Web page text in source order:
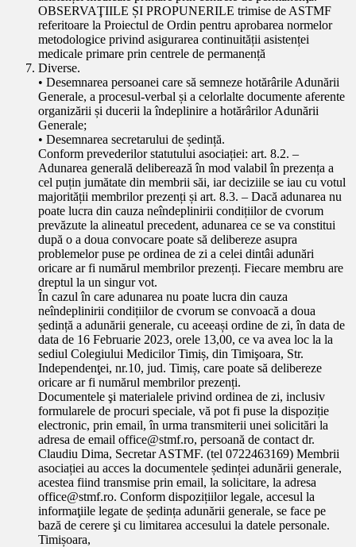
OBSERVAŢIILE ȘI PROPUNERILE trimise de ASTMF
referitoare la Proiectul de Ordin pentru aprobarea normelor
metodologice privind asigurarea continuității asistenței
medicale primare prin centrele de permanență
Diverse.
• Desemnarea persoanei care să semneze hotărârile Adunării
Generale, a procesul-verbal și a celorlalte documente aferente
organizării și ducerii la îndeplinire a hotărârilor Adunării
Generale;
• Desemnarea secretarului de ședință.
Conform prevederilor statutului asociației: art. 8.2. –
Adunarea generală deliberează în mod valabil în prezența a
cel puțin jumătate din membrii săi, iar deciziile se iau cu votul
majorității membrilor prezenți și art. 8.3. – Dacă adunarea nu
poate lucra din cauza neîndeplinirii condițiilor de cvorum
prevăzute la alineatul precedent, adunarea ce se va constitui
după o a doua convocare poate să delibereze asupra
problemelor puse pe ordinea de zi a celei dintâi adunări
oricare ar fi numărul membrilor prezenți. Fiecare membru are
dreptul la un singur vot.
În cazul în care adunarea nu poate lucra din cauza
neîndeplinirii condițiilor de cvorum se convoacă a doua
ședință a adunării generale, cu aceeași ordine de zi, în data de
data de 16 Februarie 2023, orele 13,00, ce va avea loc la la
sediul Colegiului Medicilor Timiș, din Timişoara, Str.
Independenţei, nr.10, jud. Timiș, care poate să delibereze
oricare ar fi numărul membrilor prezenți.
Documentele şi materialele privind ordinea de zi, inclusiv
formularele de procuri speciale, vă pot fi puse la dispoziție
electronic, prin email, în urma transmiterii unei solicitări la
adresa de email office@stmf.ro, persoană de contact dr.
Claudiu Dima, Secretar ASTMF. (tel 0722463169) Membrii
asociației au acces la documentele ședinței adunării generale,
acestea fiind transmise prin email, la solicitare, la adresa
office@stmf.ro. Conform dispozițiilor legale, accesul la
informaţiile legate de ședința adunării generale, se face pe
bază de cerere şi cu limitarea accesului la datele personale.
Timișoara,